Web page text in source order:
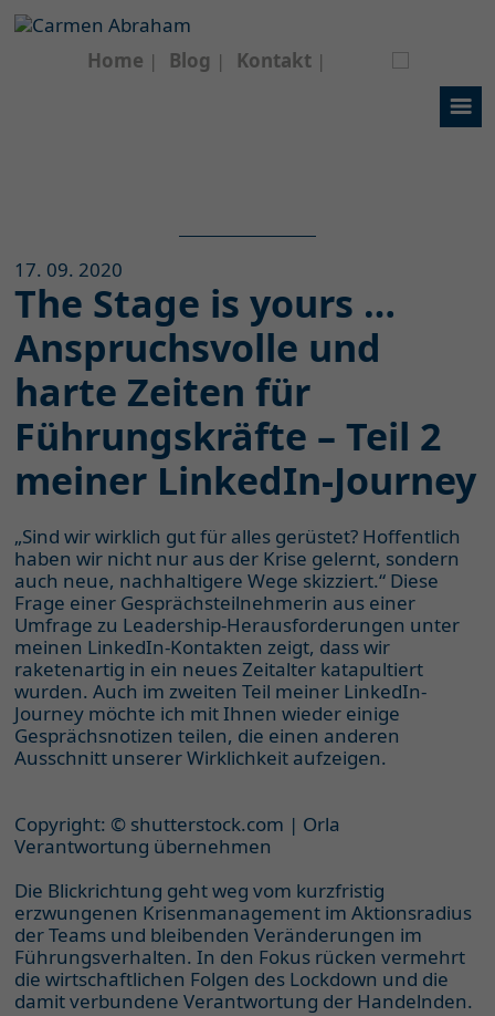
Home Blog Kontakt
17. 09. 2020
The Stage is yours …
Anspruchsvolle und
harte Zeiten für
Führungskräfte – Teil 2
meiner LinkedIn-Journey
„Sind wir wirklich gut für alles gerüstet? Hoffentlich
haben wir nicht nur aus der Krise gelernt, sondern
auch neue, nachhaltigere Wege skizziert.“ Diese
Frage einer Gesprächsteilnehmerin aus einer
Umfrage zu Leadership-Herausforderungen unter
meinen LinkedIn-Kontakten zeigt, dass wir
raketenartig in ein neues Zeitalter katapultiert
wurden. Auch im zweiten Teil meiner LinkedIn-
Journey möchte ich mit Ihnen wieder einige
Gesprächsnotizen teilen, die einen anderen
Ausschnitt unserer Wirklichkeit aufzeigen.
Copyright: © shutterstock.com | Orla
Verantwortung übernehmen
Die Blickrichtung geht weg vom kurzfristig
erzwungenen Krisenmanagement im Aktionsradius
der Teams und bleibenden Veränderungen im
Führungsverhalten. In den Fokus rücken vermehrt
die wirtschaftlichen Folgen des Lockdown und die
damit verbundene Verantwortung der Handelnden.